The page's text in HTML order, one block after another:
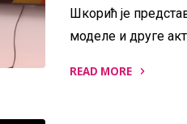
Шкорић је
моделе и друге
READ MORE